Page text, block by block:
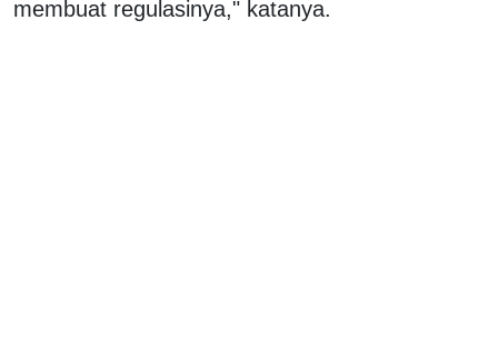
membuat regulasinya," katanya.